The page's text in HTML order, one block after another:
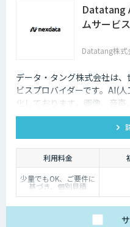
Datatang
ムサービス
Datatang株式
データ・タング株式会社は
ビスプロバイダーです。AI(
化しております。画像、音
のアノテーション済みデー
の収集と自動化技術を利用
しております。
利用料金
少量でもOK、ご要件に
基づき、個別見積